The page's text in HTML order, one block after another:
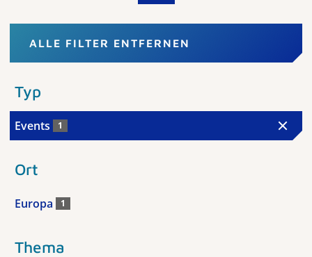
ALLE FILTER ENTFERNEN
Typ
Events 1
Ort
Europa 1
Thema